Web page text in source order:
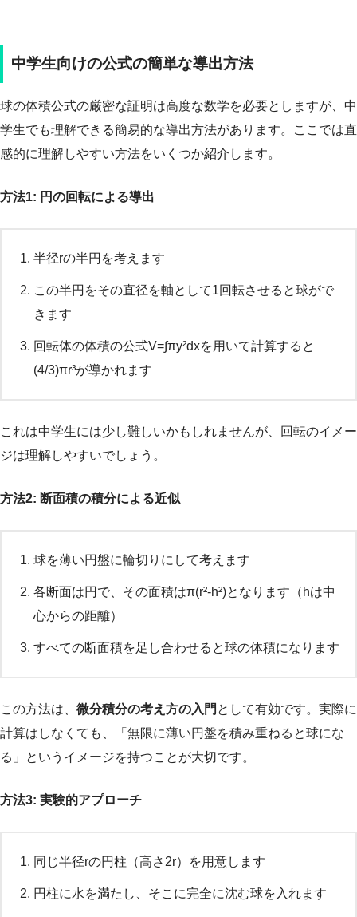
中学生向けの公式の簡単な導出方法
球の体積公式の厳密な証明は高度な数学を必要としますが、中
学生でも理解できる簡易的な導出方法があります。ここでは直
感的に理解しやすい方法をいくつか紹介します。
方法1: 円の回転による導出
半径rの半円を考えます
この半円をその直径を軸として1回転させると球がで
きます
回転体の体積の公式V=∫πy²dxを用いて計算すると
(4/3)πr³が導かれます
これは中学生には少し難しいかもしれませんが、回転のイメー
ジは理解しやすいでしょう。
方法2: 断面積の積分による近似
球を薄い円盤に輪切りにして考えます
各断面は円で、その面積はπ(r²-h²)となります（hは中
心からの距離）
すべての断面積を足し合わせると球の体積になります
この方法は、 微分積分の考え方の入門 として有効です。実際に
計算はしなくても、「無限に薄い円盤を積み重ねると球にな
る」というイメージを持つことが大切です。
方法3: 実験的アプローチ
同じ半径rの円柱（高さ2r）を用意します
円柱に水を満たし、そこに完全に沈む球を入れます